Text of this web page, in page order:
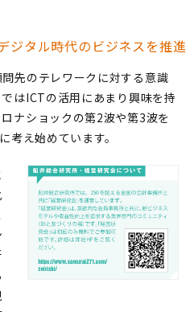
ジタル時代のビジネスを推進
先のテレワークに対する意識
はICTの活用にあまり興味を持
ナショックの第2波や第3波を
考え始めています。